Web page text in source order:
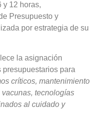
y 12 horas,
Presupuesto y
por estrategia de su
la asignación
presupuestarios para
críticos, mantenimiento
tecnologías
al cuidado y